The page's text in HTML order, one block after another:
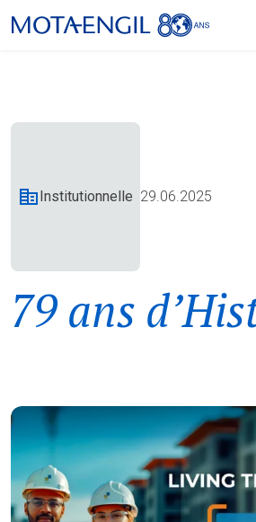
Institutionnelle 29.06.2025
79 ans